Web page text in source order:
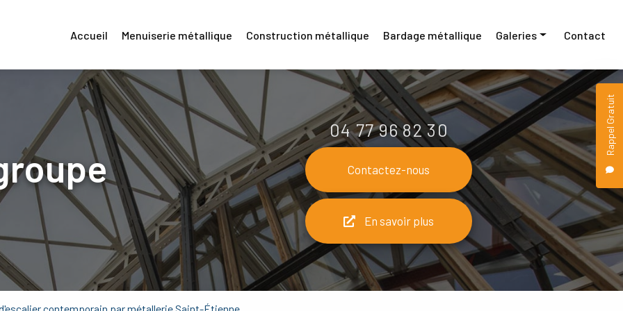
Rappel Gratuit
Accueil Menuiserie métallique Construction métallique Bardage métallique Galeries
Menuiserie métallique
Construction métallique
Bardage métallique
Contact
04 77 96 82 30
Contactez-nous
En savoir plus